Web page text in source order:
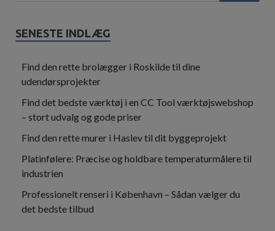
SENESTE INDLÆG
Find den rette brolægger i Roskilde til dine
udendørsprojekter
Find det bedste værktøj i en CC Tool værktøjswebshop
– stort udvalg og gode priser
Find den rette murer i Haslev til dit byggeprojekt
Platinfølere: Præcise og holdbare temperaturmålere til
industrien
Professionelt renseri i København – Sådan vælger du
det bedste tilbud